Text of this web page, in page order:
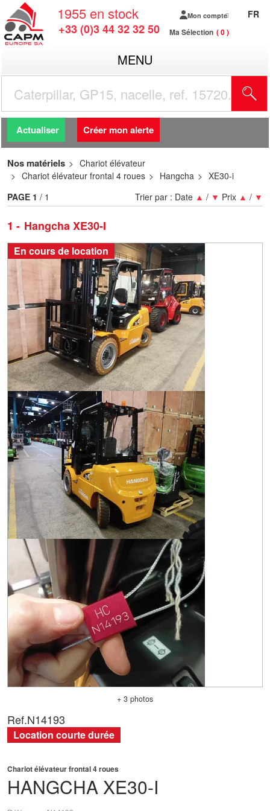
1955 en stock
+33 (0)3 44 32 32 50
Mon compte
Ma Sélection 0
FR
MENU
Actualiser Créer mon alerte
Nos matériels
Chariot élévateur
Chariot élévateur frontal 4 roues
Hangcha XE30-i
1 Hangcha XE30-I
Trier par : Date ▲ / ▼ Prix ▲ / ▼
PAGE 1 / 1
En cours de location
+ 3 photos
HANGCHA XE30-I
Chariot élévateur frontal 4 roues
Ref.N14193
Location courte durée